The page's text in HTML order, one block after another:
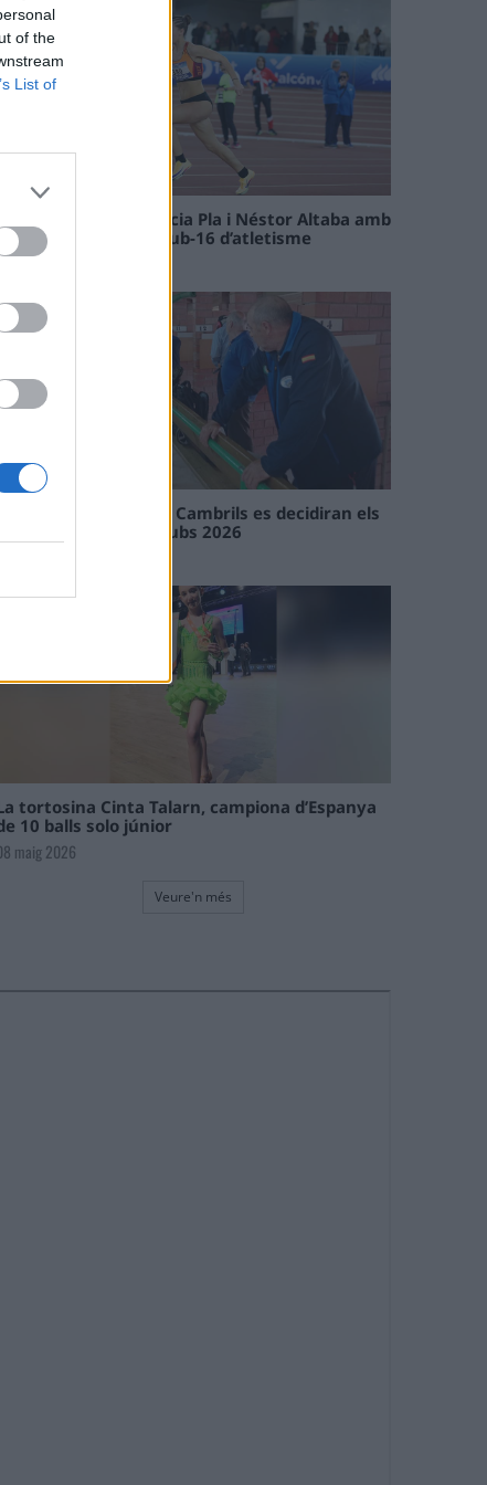
of the
List of
Paula Sintorres, Patrícia Pla i Néstor Altaba amb
selecció catalana sub-16 d’atletisme
08 maig 2026
En les tirades de Flix i Cambrils es decidiran els
campions de l’Interclubs 2026
tortosina Cinta Talarn, campiona d’Espanya
10 balls solo júnior
maig 2026
Veure'n més